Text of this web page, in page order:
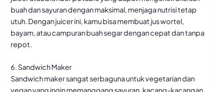
buah dan sayuran dengan maksimal, menjaga nutrisi tetap
utuh. Dengan juicer ini, kamu bisa membuat jus wortel,
bayam, atau campuran buah segar dengan cepat dan tanpa
repot.
6. Sandwich Maker
Sandwich maker sangat serbaguna untuk vegetarian dan
vegan yang ingin memanggang sayuran, kacang-kacangan,